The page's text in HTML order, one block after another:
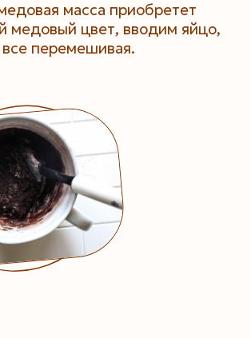
масса приобретет
медовый цвет, вводим яйцо,
перемешивая.